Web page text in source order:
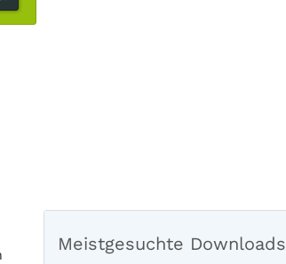
Meistgesuchte Downloads